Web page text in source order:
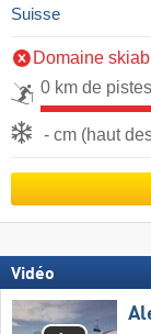
Suisse
Domaine
0 km de
- cm (haut
Vidéo